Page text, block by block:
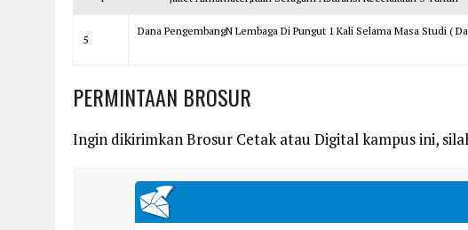
5
Dana PengembangN Lembaga Di Pungut 1 Kali Selama Masa Studi (
PERMINTAAN BROSUR
Ingin dikirimkan Brosur Cetak atau Digital kampus ini,